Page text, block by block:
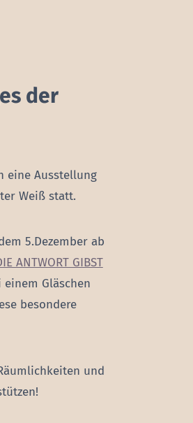
der
eine Ausstellung
Weiß statt.
5.Dezember ab
ANTWORT GIBST
Gläschen
besondere
und